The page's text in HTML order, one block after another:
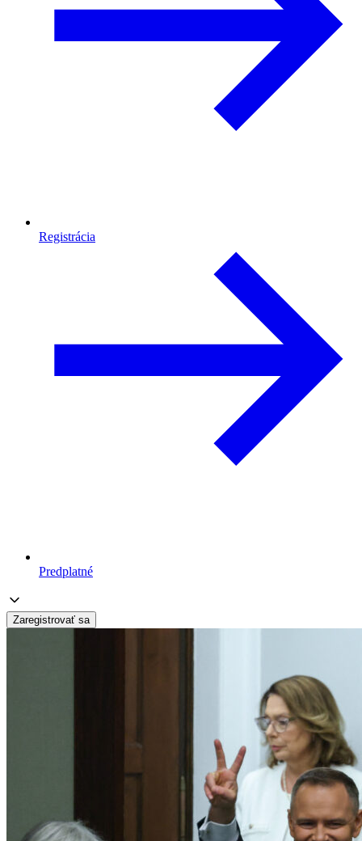
Registrácia
Predplatné
Zaregistrovať sa